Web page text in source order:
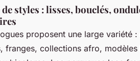
styles : lisses, bouclés,
proposent une large variété
franges, collections afro,